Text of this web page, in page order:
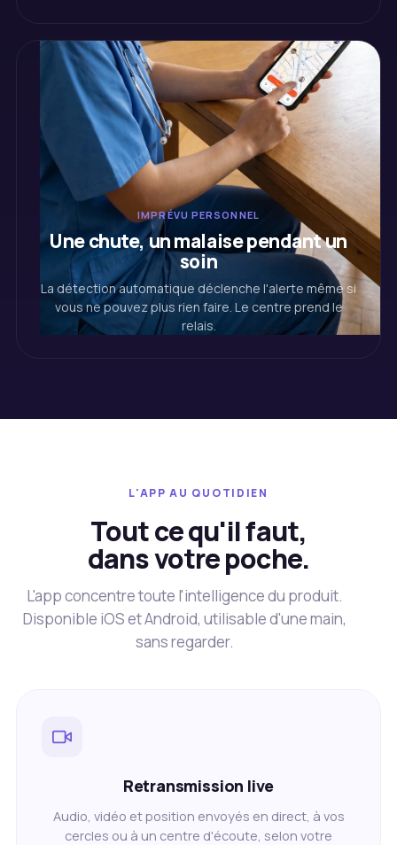
IMPRÉVU PERSONNEL
Une chute, un malaise pendant un
soin
La détection automatique déclenche l'alerte même si
vous ne pouvez plus rien faire. Le centre prend le
relais.
L'APP AU QUOTIDIEN
Tout ce qu'il faut,
dans votre poche.
L'app concentre toute l'intelligence du produit.
Disponible iOS et Android, utilisable d'une main,
sans regarder.
Retransmission live
Audio, vidéo et position envoyés en direct, à vos
cercles ou à un centre d'écoute, selon votre